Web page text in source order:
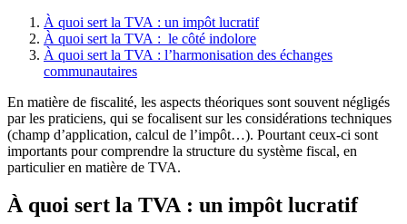
À quoi sert la TVA : un impôt lucratif
À quoi sert la TVA : le côté indolore
À quoi sert la TVA : l’harmonisation des échanges
communautaires
En matière de fiscalité, les aspects théoriques sont souvent négligés
par les praticiens, qui se focalisent sur les considérations techniques
(champ d’application, calcul de l’impôt…). Pourtant ceux-ci sont
importants pour comprendre la structure du système fiscal, en
particulier en matière de TVA.
À quoi sert la TVA : un impôt lucratif